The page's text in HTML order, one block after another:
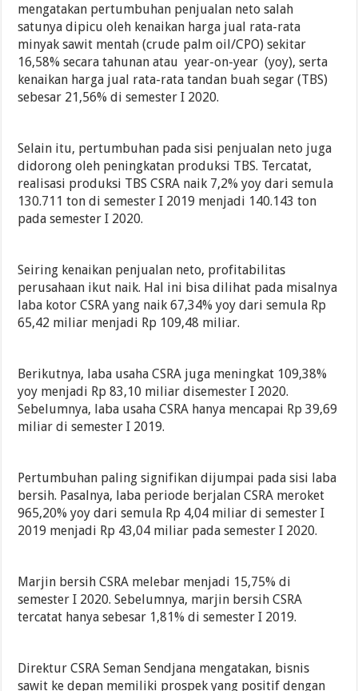
mengatakan pertumbuhan penjualan neto salah
satunya dipicu oleh kenaikan harga jual rata-rata
minyak sawit mentah (crude palm oil/CPO) sekitar
16,58% secara tahunan atau year-on-year (yoy), serta
kenaikan harga jual rata-rata tandan buah segar (TBS)
sebesar 21,56% di semester I 2020.
Selain itu, pertumbuhan pada sisi penjualan neto juga
didorong oleh peningkatan produksi TBS. Tercatat,
realisasi produksi TBS CSRA naik 7,2% yoy dari semula
130.711 ton di semester I 2019 menjadi 140.143 ton
pada semester I 2020.
Seiring kenaikan penjualan neto, profitabilitas
perusahaan ikut naik. Hal ini bisa dilihat pada misalnya
laba kotor CSRA yang naik 67,34% yoy dari semula Rp
65,42 miliar menjadi Rp 109,48 miliar.
Berikutnya, laba usaha CSRA juga meningkat 109,38%
yoy menjadi Rp 83,10 miliar disemester I 2020.
Sebelumnya, laba usaha CSRA hanya mencapai Rp 39,69
miliar di semester I 2019.
Pertumbuhan paling signifikan dijumpai pada sisi laba
bersih. Pasalnya, laba periode berjalan CSRA meroket
965,20% yoy dari semula Rp 4,04 miliar di semester I
2019 menjadi Rp 43,04 miliar pada semester I 2020.
Marjin bersih CSRA melebar menjadi 15,75% di
semester I 2020. Sebelumnya, marjin bersih CSRA
tercatat hanya sebesar 1,81% di semester I 2019.
Direktur CSRA Seman Sendjana mengatakan, bisnis
sawit ke depan memiliki prospek yang positif dengan